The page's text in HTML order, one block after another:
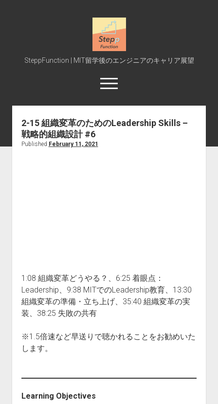
SteppFunction
SteppFunction | MIT留学後のエンジニアのキャリア展望
open
menu
twitterrss steppfunction@gmail.com
podcastspotify
2-15 組織変革のためのLeadership Skills –
戦略的組織設計 #6
Published February 11, 2021
1:08 組織変革どうやる？、6:25 着眼点：
Leadership、9:38 MITでのLeadership教育、13:30
組織変革の準備・立ち上げ、35:40 組織変革の実
装、38:25 失敗の共有
※1.5倍速など早送りで聴かれることをお勧めいた
します。
Learning Objectives